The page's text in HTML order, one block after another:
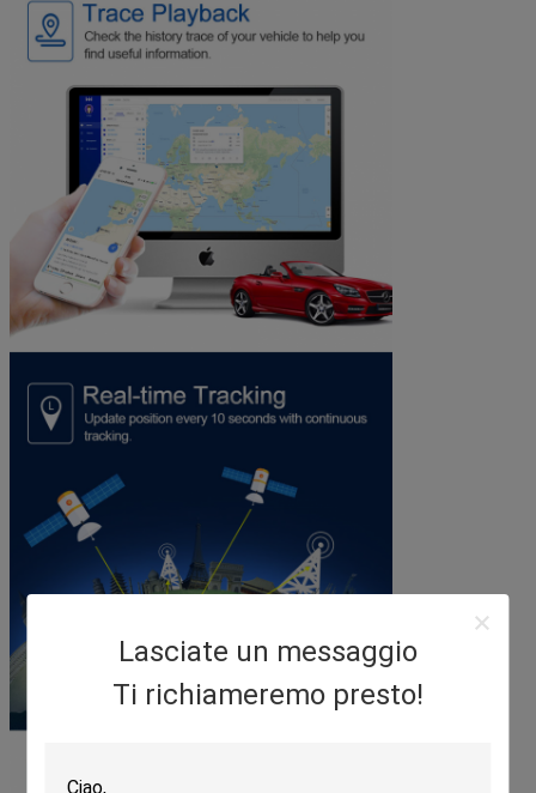
Lasciate un messaggio
Ti richiameremo presto!